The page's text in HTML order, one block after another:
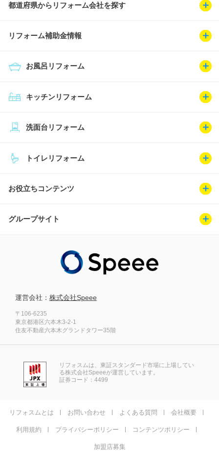
都道府県からリフォーム会社を探す
リフォーム補助金情報
キッチンリフォーム
お風呂リフォーム
トイレリフォーム
洗面台リフォーム
お役立ちコンテンツ
グループサイト
運営会社： 株式会社Speee
〒106-6235
東京都港区六本木3-2-1
住友不動産六本木グランドタワー35階
リフォスムは、東証スタンダード市場に上場してい
る株式会社Speeeが運営しています。
証券コード：4499
リフォスムとは お問い合わせ よくある質問 会社概要
利用規約 プライバシーポリシー コンテンツポリシー
加盟店募集